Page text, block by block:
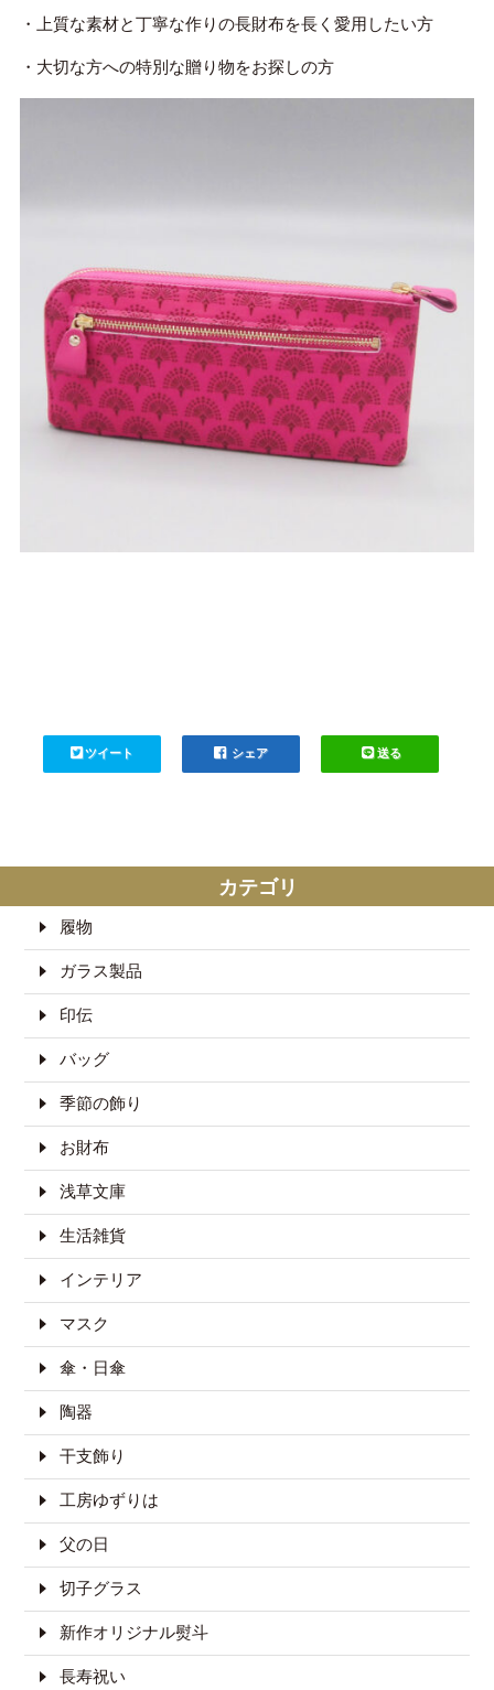
・上質な素材と丁寧な作りの長財布を長く愛用したい方
・大切な方への特別な贈り物をお探しの方
ツイート シェア 送る
カテゴリ
履物
ガラス製品
印伝
バッグ
季節の飾り
お財布
浅草文庫
生活雑貨
インテリア
マスク
傘・日傘
陶器
干支飾り
工房ゆずりは
父の日
切子グラス
新作オリジナル熨斗
長寿祝い